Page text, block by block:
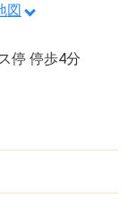
図
停 停歩4分